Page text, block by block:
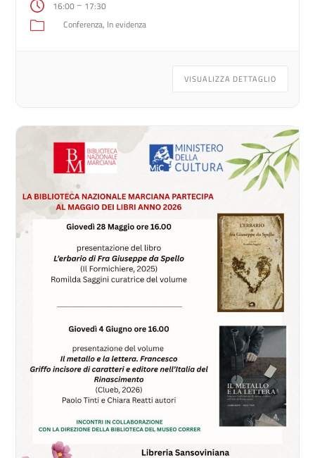
16:00 – 17:30
Conferenza In evidenza
VISUALIZZA DETTAGLIO